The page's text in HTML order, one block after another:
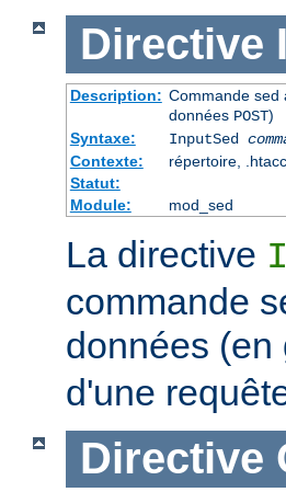
Directive
Description: Commande sed
données POST)
Syntaxe:
InputSed
Contexte:
répertoire,
Statut:
Module:
mod_sed
La directive
commande
données
d'une
Directive